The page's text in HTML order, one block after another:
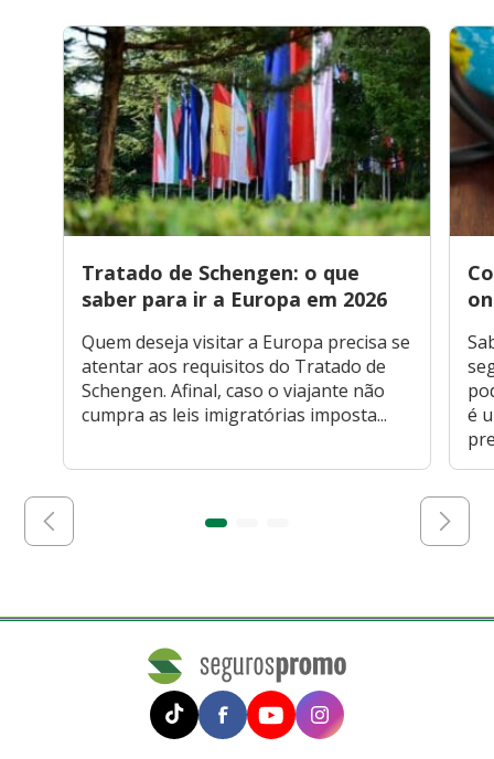
Tratado de Schengen: o que
saber para ir a Europa em 2026
Quem deseja visitar a Europa precisa se
atentar aos requisitos do Tratado de
Schengen. Afinal, caso o viajante não
cumpra as leis imigratórias imposta...
é